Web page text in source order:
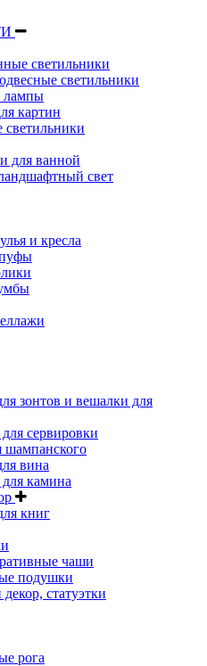
светильники
светильники
лампы
картин
для ванной
свет
и кресла
зонтов и вешалки для
сервировки
шампанского
вина
камина
книг
чаши
подушки
статуэтки
рога